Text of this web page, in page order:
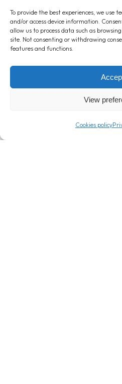
To provide the best experiences, we use
and/or access device information.
allow us to process data such as
site. Not consenting or withdrawing
features and functions.
View
Cookies policy
8 Ιουλίου, 2026